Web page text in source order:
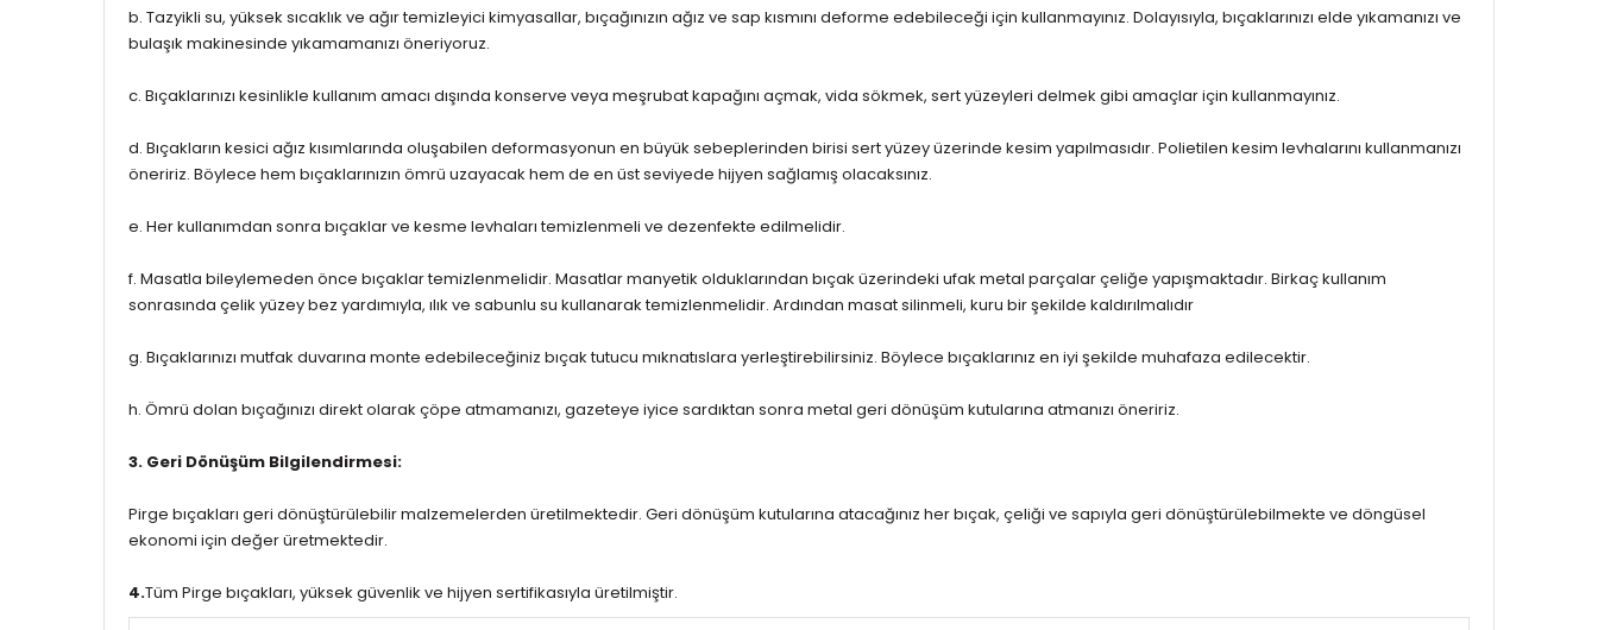
b. Tazyikli su, yüksek sıcaklık ve ağır temizleyici kimyasallar, bıçağınızın ağız ve sap kısmını deforme edebileceği için kullanmayınız. Dolayısıyla, bıçaklarınızı elde yıkamanızı ve
bulaşık makinesinde yıkamamanızı öneriyoruz.
c. Bıçaklarınızı kesinlikle kullanım amacı dışında konserve veya meşrubat kapağını açmak, vida sökmek, sert yüzeyleri delmek gibi amaçlar için kullanmayınız.
d. Bıçakların kesici ağız kısımlarında oluşabilen deformasyonun en büyük sebeplerinden birisi sert yüzey üzerinde kesim yapılmasıdır. Polietilen kesim levhalarını kullanmanızı
öneririz. Böylece hem bıçaklarınızın ömrü uzayacak hem de en üst seviyede hijyen sağlamış olacaksınız.
e. Her kullanımdan sonra bıçaklar ve kesme levhaları temizlenmeli ve dezenfekte edilmelidir.
f. Masatla bileylemeden önce bıçaklar temizlenmelidir. Masatlar manyetik olduklarından bıçak üzerindeki ufak metal parçalar çeliğe yapışmaktadır. Birkaç kullanım
sonrasında çelik yüzey bez yardımıyla, ılık ve sabunlu su kullanarak temizlenmelidir. Ardından masat silinmeli, kuru bir şekilde kaldırılmalıdır
g. Bıçaklarınızı mutfak duvarına monte edebileceğiniz bıçak tutucu mıknatıslara yerleştirebilirsiniz. Böylece bıçaklarınız en iyi şekilde muhafaza edilecektir.
h. Ömrü dolan bıçağınızı direkt olarak çöpe atmamanızı, gazeteye iyice sardıktan sonra metal geri dönüşüm kutularına atmanızı öneririz.
3. Geri Dönüşüm Bilgilendirmesi:
Pirge bıçakları geri dönüştürülebilir malzemelerden üretilmektedir. Geri dönüşüm kutularına atacağınız her bıçak, çeliği ve sapıyla geri dönüştürülebilmekte ve döngüsel
ekonomi için değer üretmektedir.
4.Tüm Pirge bıçakları, yüksek güvenlik ve hijyen sertifikasıyla üretilmiştir.